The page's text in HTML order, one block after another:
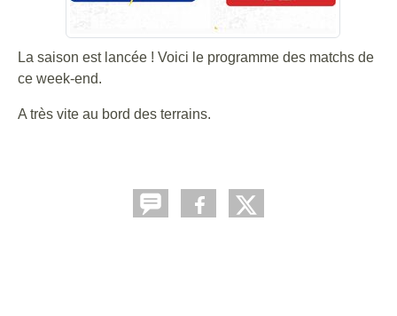
La saison est lancée ! Voici le programme des matchs de
ce week-end.
A très vite au bord des terrains.